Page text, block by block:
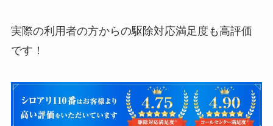
実際の利用者の方からの駆除対応満足度も高評価
です！